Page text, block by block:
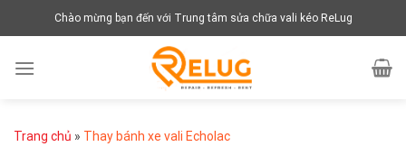
đến
dung
Chào mừng bạn đến với Trung tâm sửa chữa vali kéo ReLug
Trang chủ » Thay bánh xe vali Echolac